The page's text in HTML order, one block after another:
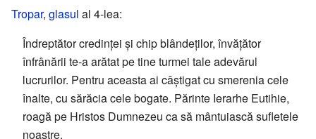
Tropar, glasul al 4-lea:
Îndreptător credinței și chip blândeților, învățător
înfrânării te-a arătat pe tine turmei tale adevărul
lucrurilor. Pentru aceasta ai câștigat cu smerenia cele
înalte, cu sărăcia cele bogate. Părinte Ierarhe Eutihie,
roagă pe Hristos Dumnezeu ca să mântuiască sufletele
noastre.